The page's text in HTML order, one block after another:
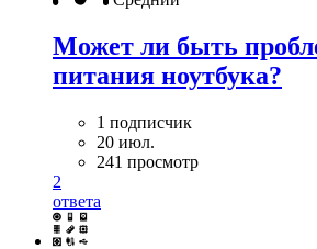
Может ли быть
питания ноутбука?
1 подписчик
20 июл.
241 просмотр
2
ответа